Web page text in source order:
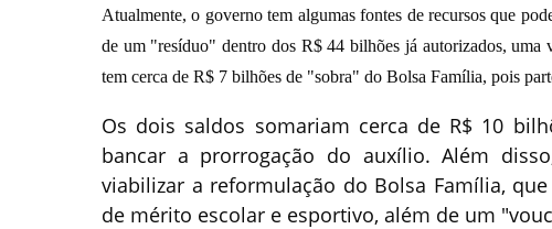
Atualmente, o governo tem algumas fontes de recursos que
de um "resíduo" dentro dos R$ 44 bilhões já autorizados,
tem cerca de R$ 7 bilhões de "sobra" do Bolsa Família, pois
Os dois saldos somariam cerca de R$ 10
bancar a prorrogação do auxílio. Além
viabilizar a reformulação do Bolsa Família,
de mérito escolar e esportivo, além de um